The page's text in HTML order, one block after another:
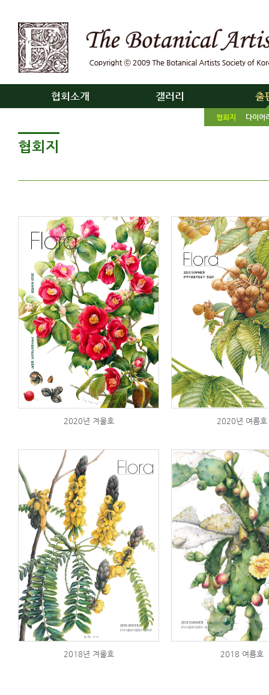
협회소개 갤러리 출
협회지 다이어
협회지
2020년 겨울호 2020년 여름호
2018년 겨울호 2018 여름호